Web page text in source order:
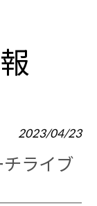
2023/04/23
ライブ